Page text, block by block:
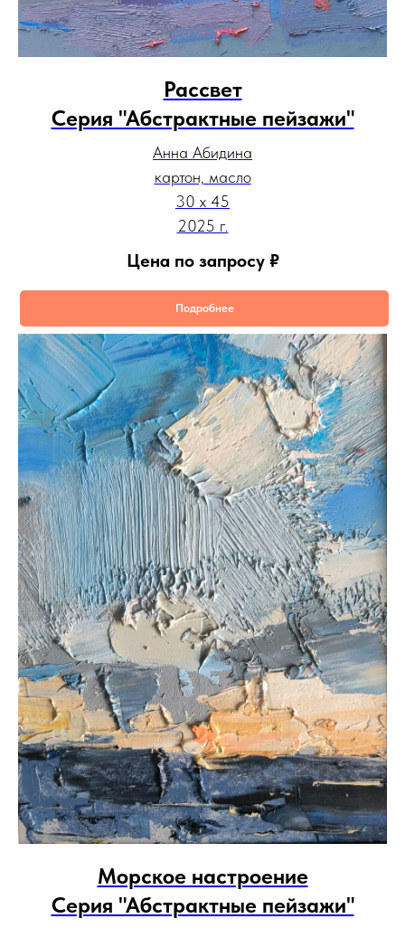
Рассвет
Серия "Абстрактные пейзажи"
Анна Абидина
картон, масло
30 х 45
2025 г.
Цена по запросу ₽
Подробнее
Морское настроение
Серия "Абстрактные пейзажи"